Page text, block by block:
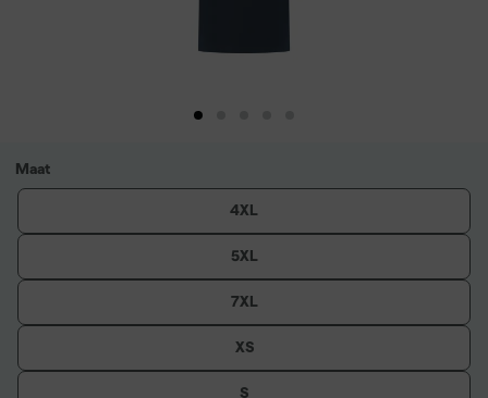
Maat
4XL
5XL
7XL
XS
S